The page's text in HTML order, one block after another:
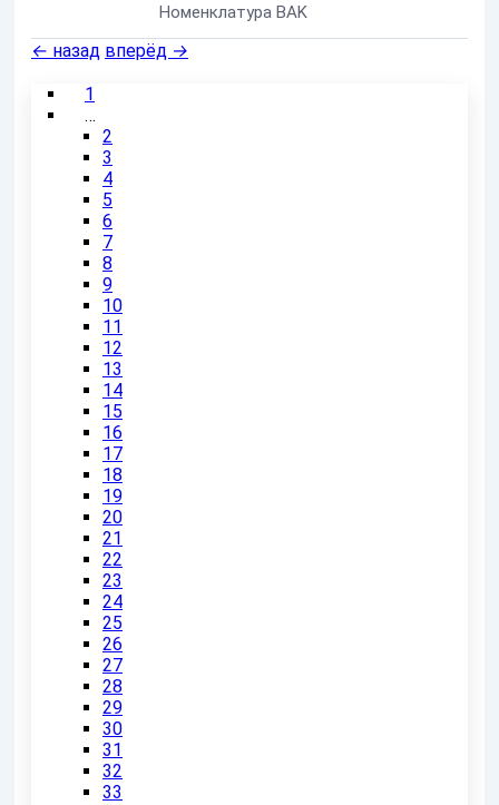
Номенклатура BAK
← назад вперёд →
1
…
2
3
4
5
6
7
8
9
10
11
12
13
14
15
16
17
18
19
20
21
22
23
24
25
26
27
28
29
30
31
32
33